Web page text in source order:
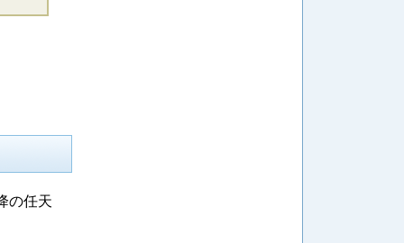
の任天